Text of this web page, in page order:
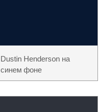
Dustin Henderson на
синем фоне